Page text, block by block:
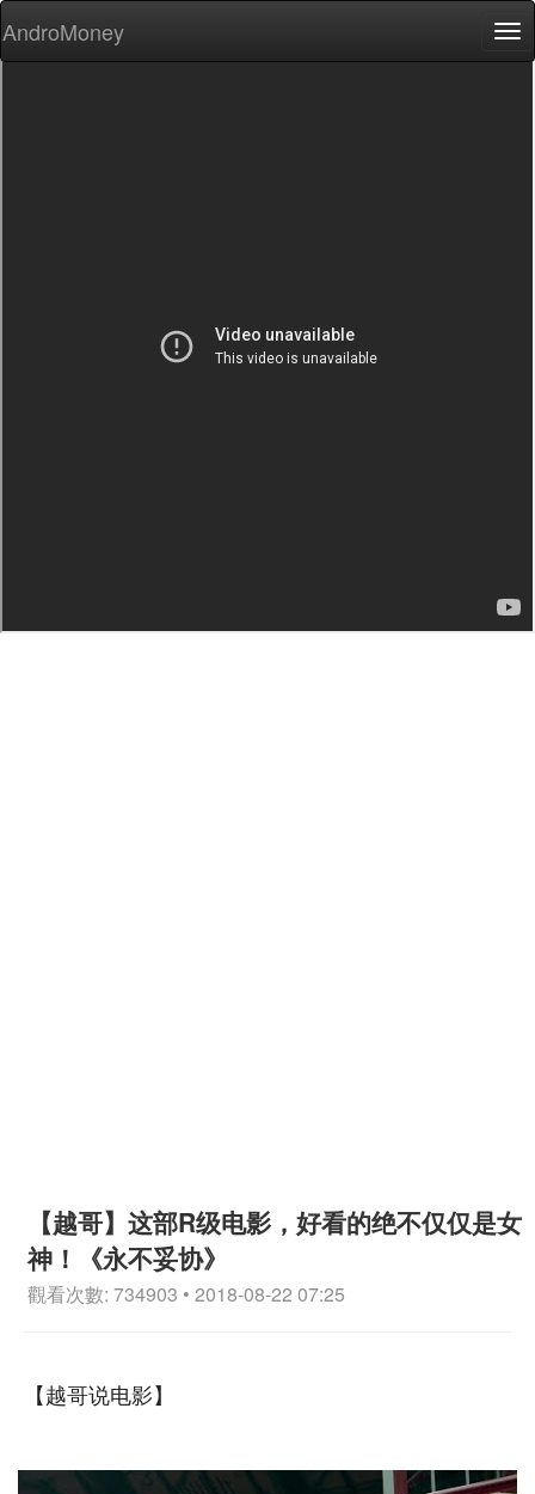
AndroMoney
【越哥】这部R级电影，好看的绝不仅仅是女
神！《永不妥协》
觀看次數: 734903 • 2018-08-22 07:25
【越哥说电影】